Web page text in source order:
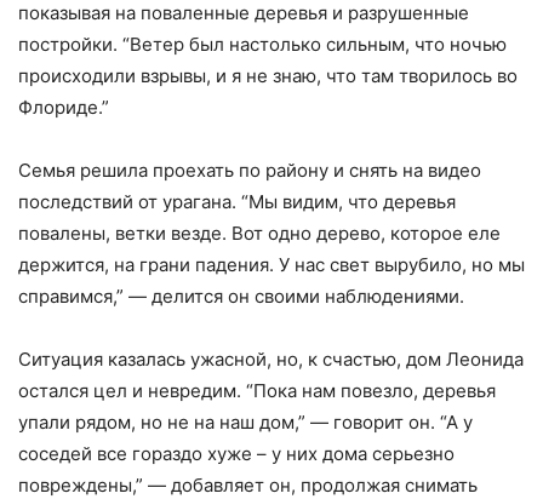
показывая на поваленные деревья и разрушенные
постройки. “Ветер был настолько сильным, что ночью
происходили взрывы, и я не знаю, что там творилось во
Флориде.”
Семья решила проехать по району и снять на видео
последствий от урагана. “Мы видим, что деревья
повалены, ветки везде. Вот одно дерево, которое еле
держится, на грани падения. У нас свет вырубило, но мы
справимся,” — делится он своими наблюдениями.
Ситуация казалась ужасной, но, к счастью, дом Леонида
остался цел и невредим. “Пока нам повезло, деревья
упали рядом, но не на наш дом,” — говорит он. “А у
соседей все гораздо хуже – у них дома серьезно
повреждены,” — добавляет он, продолжая снимать